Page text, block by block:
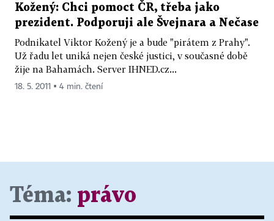
Kožený: Chci pomoct ČR, třeba jako
prezident. Podporuji ale Švejnara a Nečase
Podnikatel Viktor Kožený je a bude "pirátem z Prahy".
Už řadu let uniká nejen české justici, v současné době
žije na Bahamách. Server IHNED.cz...
18. 5. 2011 ▪ 4 min. čtení
Téma: právo